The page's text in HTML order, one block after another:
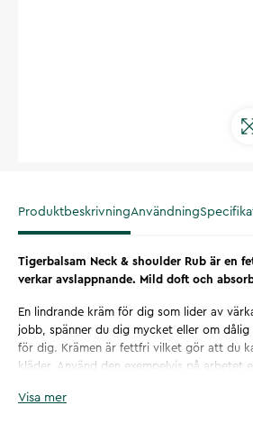
ProduktbeskrivningAnvändning
Tigerbalsam Neck & shoulder Rub är en
verkar avslappnande. Mild doft och
En lindrande kräm för dig som lider av
jobb, spänner du dig mycket eller om dålig
för dig. Krämen är fettfri vilket gör att du
kläder. Använd den exempelvis på
samband med applicering av krämen kan
Visa mer